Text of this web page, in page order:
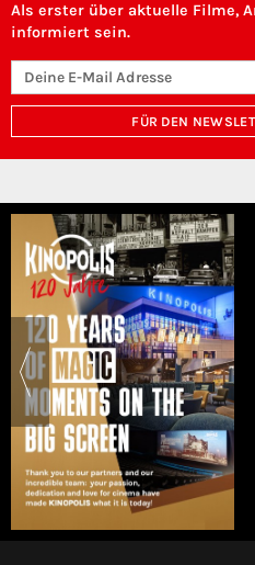
Als erster über aktuelle Filme,
informiert sein.
FÜR DEN